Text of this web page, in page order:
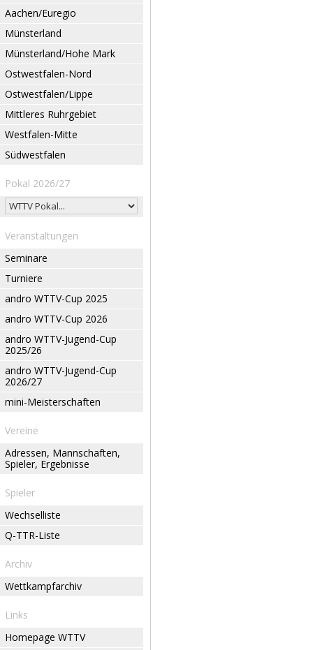
Aachen/Euregio
Münsterland
Münsterland/Hohe Mark
Ostwestfalen-Nord
Ostwestfalen/Lippe
Mittleres Ruhrgebiet
Westfalen-Mitte
Südwestfalen
Pokal 2026/27
Veranstaltungen
Seminare
Turniere
andro WTTV-Cup 2025
andro WTTV-Cup 2026
andro WTTV-Jugend-Cup
2025/26
andro WTTV-Jugend-Cup
2026/27
mini-Meisterschaften
Vereine
Adressen, Mannschaften,
Spieler, Ergebnisse
Spieler
Wechselliste
Q-TTR-Liste
Archiv
Wettkampfarchiv
Links
Homepage WTTV